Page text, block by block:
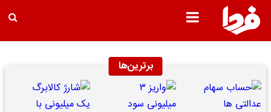
برترین‌ها